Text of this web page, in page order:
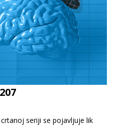
seriji se pojavljuje lik